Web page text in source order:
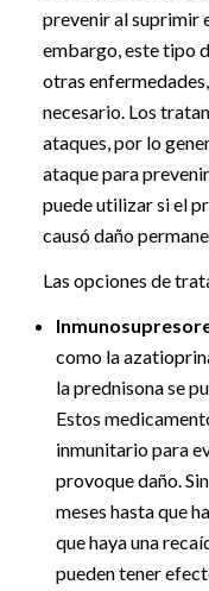
prevenir al suprimir
embargo, este tipo
otras
necesario. Los
ataques, por lo
ataque para
puede utilizar si el
causó daño
Las opciones de
como la
la prednisona se
Estos
inmunitario para
provoque daño.
meses hasta que
que haya una
pueden tener